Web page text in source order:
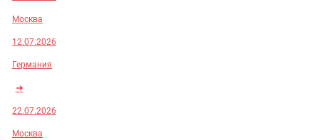
Москва
12.07.2026
Германия
➜
22.07.2026
Москва